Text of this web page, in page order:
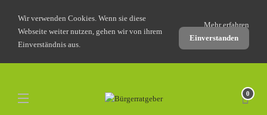
Wir verwenden Cookies. Wenn sie diese
Webseite weiter nutzen, gehen wir von ihrem
Einverständnis aus.
Mehr erfahren
Einverstanden
0